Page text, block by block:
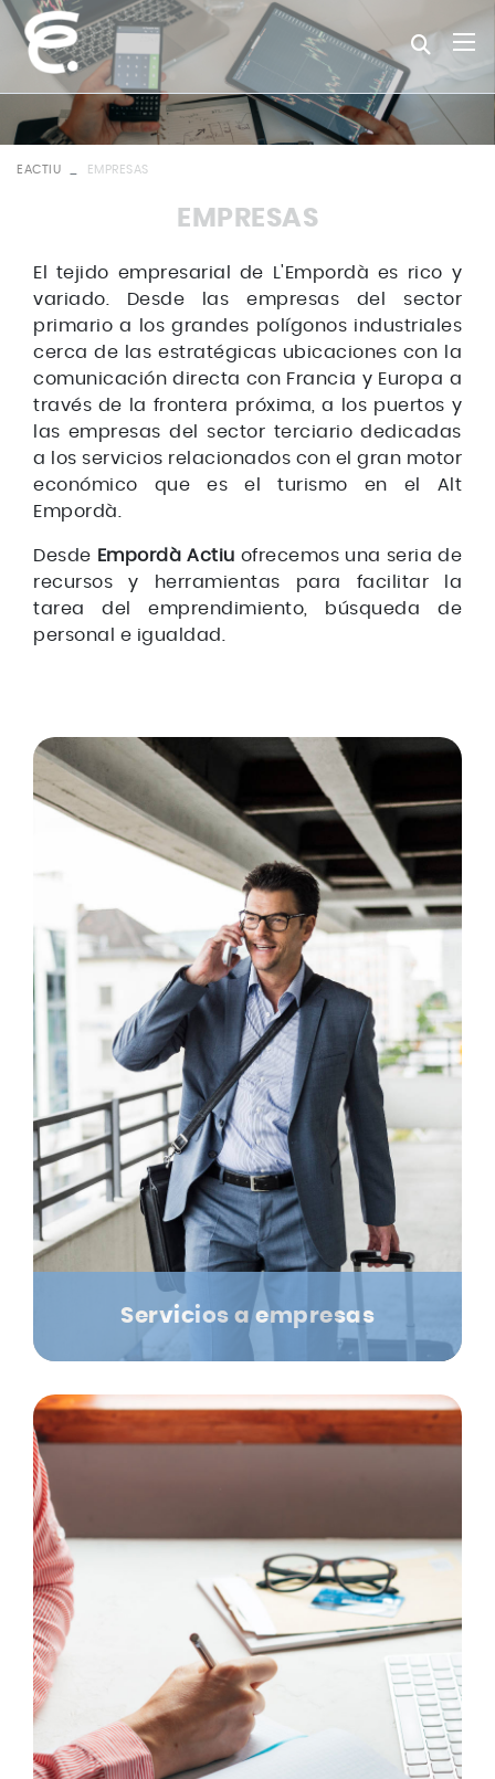
EACTIU EMPRESAS
EMPRESAS
El tejido empresarial de L'Empordà es rico y
variado. Desde las empresas del sector
primario a los grandes polígonos industriales
cerca de las estratégicas ubicaciones con la
comunicación directa con Francia y Europa a
través de la frontera próxima, a los puertos y
las empresas del sector terciario dedicadas
a los servicios relacionados con el gran motor
económico que es el turismo en el Alt
Empordà.
Desde Empordà Actiu ofrecemos una seria de
recursos y herramientas para facilitar la
tarea del emprendimiento, búsqueda de
personal e igualdad.
Servicios a empresas